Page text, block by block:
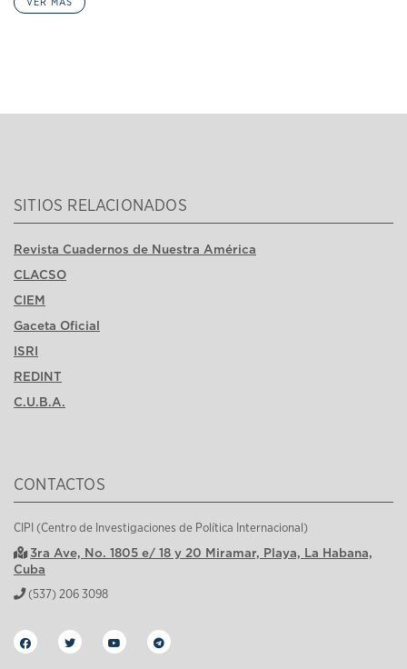
VER MÁS
SITIOS RELACIONADOS
Revista Cuadernos de Nuestra América
CLACSO
CIEM
Gaceta Oficial
ISRI
REDINT
C.U.B.A.
CONTACTOS
CIPI (Centro de Investigaciones de Política Internacional)
3ra Ave, No. 1805 e/ 18 y 20 Miramar, Playa, La Habana,
Cuba
(537) 206 3098